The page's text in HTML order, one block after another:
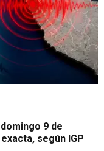
9 de
según IGP